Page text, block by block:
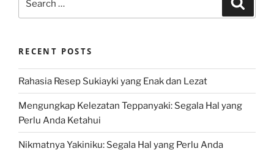
RECENT POSTS
Rahasia Resep Sukiayki yang Enak dan Lezat
Mengungkap Kelezatan Teppanyaki: Segala Hal yang
Perlu Anda Ketahui
Nikmatnya Yakiniku: Segala Hal yang Perlu Anda